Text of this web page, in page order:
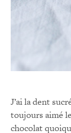
J’ai la dent
toujours aimé
chocolat